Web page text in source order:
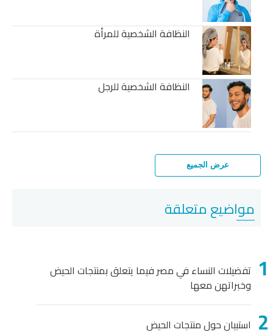
النظافة الشخصية للمرأة
النظافة الشخصية للرجل
عرض الجميع
مواضيع متعلقة
تفضيلات النساء في مصر فيما يتعلق بمنتجات الحيض
وخبراتهن معها
استبيان حول منتجات الحيض